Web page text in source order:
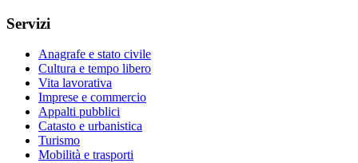
Servizi
Anagrafe e stato civile
Cultura e tempo libero
Vita lavorativa
Imprese e commercio
Appalti pubblici
Catasto e urbanistica
Turismo
Mobilità e trasporti